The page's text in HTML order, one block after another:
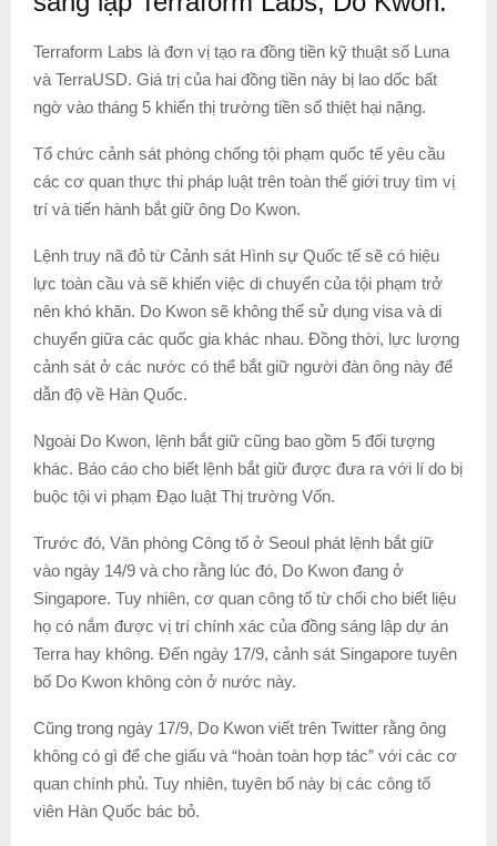
Terraform Labs là đơn vị tạo ra đồng tiền kỹ thuật số Luna
và TerraUSD. Giá trị của hai đồng tiền này bị lao dốc bất
ngờ vào tháng 5 khiến thị trường tiền số thiệt hại nặng.
Tổ chức cảnh sát phòng chống tội phạm quốc tế yêu cầu
các cơ quan thực thi pháp luật trên toàn thế giới truy tìm vị
trí và tiến hành bắt giữ ông Do Kwon.
Lệnh truy nã đỏ từ Cảnh sát Hình sự Quốc tế sẽ có hiệu
lực toàn cầu và sẽ khiến việc di chuyển của tội phạm trở
nên khó khăn. Do Kwon sẽ không thể sử dụng visa và di
chuyển giữa các quốc gia khác nhau. Đồng thời, lực lượng
cảnh sát ở các nước có thể bắt giữ người đàn ông này để
dẫn độ về Hàn Quốc.
Ngoài Do Kwon, lệnh bắt giữ cũng bao gồm 5 đối tượng
khác. Báo cáo cho biết lệnh bắt giữ được đưa ra với lí do bị
buộc tội vi phạm Đạo luật Thị trường Vốn.
Trước đó, Văn phòng Công tố ở Seoul phát lệnh bắt giữ
vào ngày 14/9 và cho rằng lúc đó, Do Kwon đang ở
Singapore. Tuy nhiên, cơ quan công tố từ chối cho biết liệu
họ có nắm được vị trí chính xác của đồng sáng lập dự án
Terra hay không. Đến ngày 17/9, cảnh sát Singapore tuyên
bố Do Kwon không còn ở nước này.
Cũng trong ngày 17/9, Do Kwon viết trên Twitter rằng ông
không có gì để che giấu và “hoàn toàn hợp tác” với các cơ
quan chính phủ. Tuy nhiên, tuyên bố này bị các công tố
viên Hàn Quốc bác bỏ.